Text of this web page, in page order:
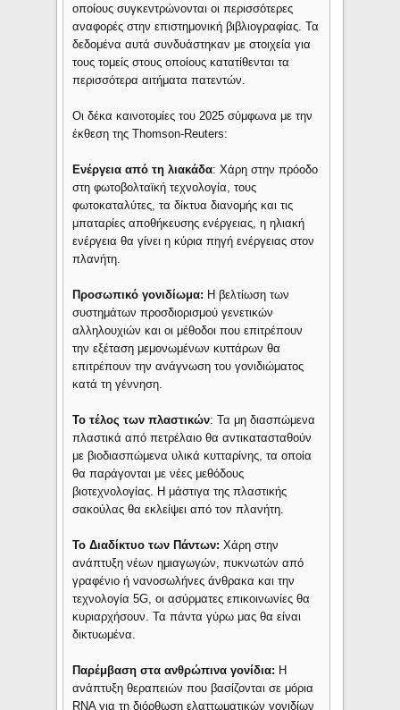
οποίους συγκεντρώνονται οι περισσότερες
αναφορές στην επιστημονική βιβλιογραφίας. Τα
δεδομένα αυτά συνδυάστηκαν με στοιχεία για
τους τομείς στους οποίους κατατίθενται τα
περισσότερα αιτήματα πατεντών.
Οι δέκα καινοτομίες του 2025 σύμφωνα με την
έκθεση της Thomson-Reuters:
Ενέργεια από τη λιακάδα: Χάρη στην πρόοδο
στη φωτοβολταϊκή τεχνολογία, τους
φωτοκαταλύτες, τα δίκτυα διανομής και τις
μπαταρίες αποθήκευσης ενέργειας, η ηλιακή
ενέργεια θα γίνει η κύρια πηγή ενέργειας στον
πλανήτη.
Προσωπικό γονιδίωμα: Η βελτίωση των
συστημάτων προσδιορισμού γενετικών
αλληλουχιών και οι μέθοδοι που επιτρέπουν
την εξέταση μεμονωμένων κυττάρων θα
επιτρέπουν την ανάγνωση του γονιδιώματος
κατά τη γέννηση.
Το τέλος των πλαστικών: Τα μη διασπώμενα
πλαστικά από πετρέλαιο θα αντικατασταθούν
με βιοδιασπώμενα υλικά κυτταρίνης, τα οποία
θα παράγονται με νέες μεθόδους
βιοτεχνολογίας. Η μάστιγα της πλαστικής
σακούλας θα εκλείψει από τον πλανήτη.
Το Διαδίκτυο των Πάντων: Χάρη στην
ανάπτυξη νέων ημιαγωγών, πυκνωτών από
γραφένιο ή νανοσωλήνες άνθρακα και την
τεχνολογία 5G, οι ασύρματες επικοινωνίες θα
κυριαρχήσουν. Τα πάντα γύρω μας θα είναι
δικτυωμένα.
Παρέμβαση στα ανθρώπινα γονίδια: Η
ανάπτυξη θεραπειών που βασίζονται σε μόρια
RNA για τη διόρθωση ελαττωματικών γονιδίων